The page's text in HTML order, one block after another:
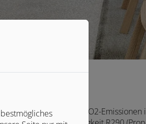
und CO2-Emissionen